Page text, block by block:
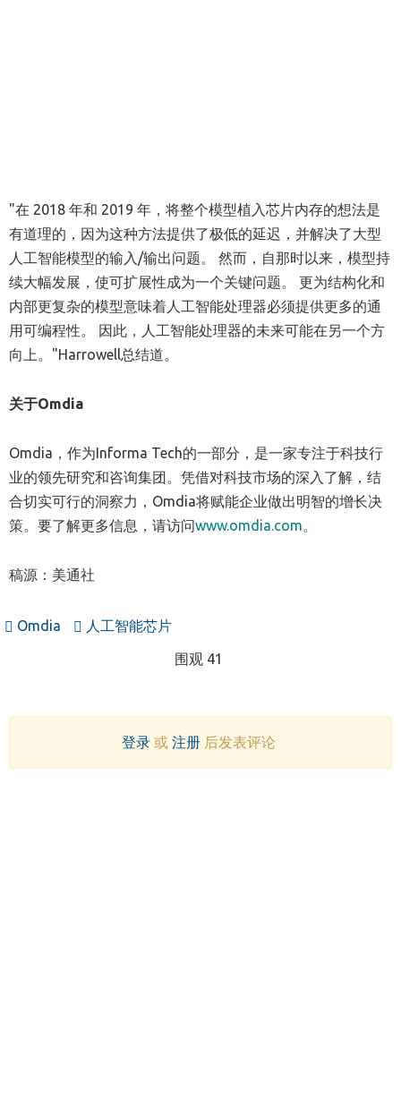
"在 2018 年和 2019 年，将整个模型植入芯片内存的想法是
有道理的，因为这种方法提供了极低的延迟，并解决了大型
人工智能模型的输入/输出问题。 然而，自那时以来，模型持
续大幅发展，使可扩展性成为一个关键问题。 更为结构化和
内部更复杂的模型意味着人工智能处理器必须提供更多的通
用可编程性。 因此，人工智能处理器的未来可能在另一个方
向上。"Harrowell总结道。
关于Omdia
Omdia，作为Informa Tech的一部分，是一家专注于科技行
业的领先研究和咨询集团。凭借对科技市场的深入了解，结
合切实可行的洞察力，Omdia将赋能企业做出明智的增长决
策。要了解更多信息，请访问www.omdia.com。
稿源：美通社
Omdia 人工智能芯片
围观 41
登录或 注册后发表评论